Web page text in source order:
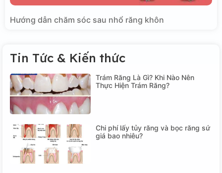
Hướng dẫn chăm sóc sau nhổ răng khôn
Tin Tức & Kiến thức
Trám Răng Là Gì? Khi Nào Nên
Thực Hiện Trám Răng?
Chi phí lấy tủy răng và bọc răng sứ
giá bao nhiêu?